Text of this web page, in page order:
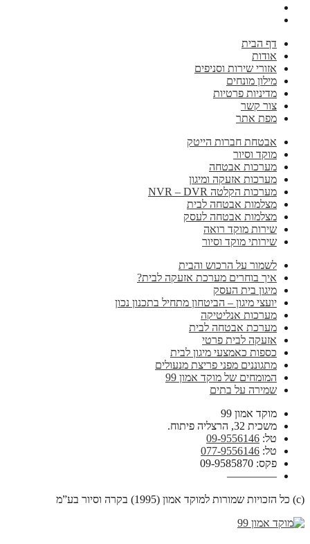
דף הבית
אודות
אזורי שירות וסניפים
מילון מונחים
מדיניות פרטיות
צור קשר
מפת אתר
אבטחת חברות הייטק
מוקד וסיור
מערכות אבטחה
מערכות אזעקה ומיגון
מערכות הקלטה NVR – DVR
מצלמות אבטחה לבית
מצלמות אבטחה לעסק
שירות מוקד רואה
שירותי מוקד וסיור
לשמור על הרכוש והבית
איך בוחרים מערכת אזעקה לבית?
מיגון בית העסק
יועצי מיגון – הביטחון מתחיל בתכנון נכון
מערכות אנליטיקה
מערכת אבטחה לבית
אזעקה לבית פרטי
כספות כאמצעי מיגון לבית
מתגוננים מפני פריצת מנעולים
המומחים של מוקד אמון 99
שמירה על בתים
מוקד אמון 99
משכית 32, הרצליה פיתוח.
טל: 09-9556146
טל: 077-9556146
פקס: 09-9585870
————–
(c) כל הזכויות שמורות למוקד אמון (1995) בקרה וסיור בע”מ